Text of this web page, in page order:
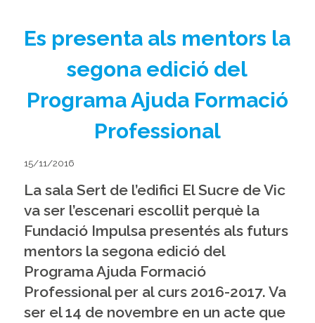
Es presenta als mentors la
segona edició del
Programa Ajuda Formació
Professional
15/11/2016
La sala Sert de l’edifici El Sucre de Vic
va ser l’escenari escollit perquè la
Fundació Impulsapresentés als futurs
mentors la segona edició del
Programa Ajuda Formació
Professional per al curs 2016-2017. Va
ser el 14 de novembre en un acte que